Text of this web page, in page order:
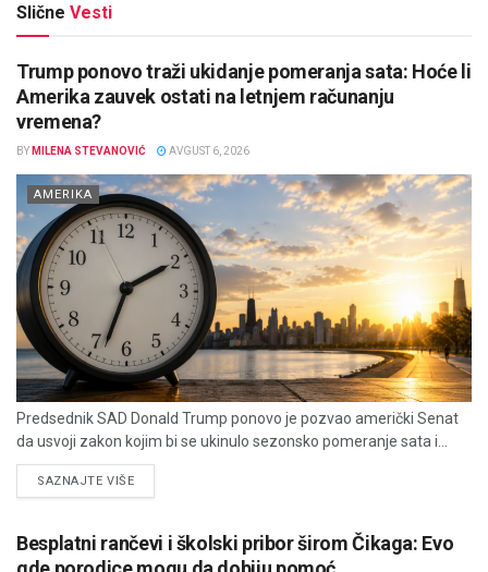
Slične Vesti
Trump ponovo traži ukidanje pomeranja sata: Hoće li
Amerika zauvek ostati na letnjem računanju
vremena?
BY MILENA STEVANOVIĆ AVGUST 6, 2026
AMERIKA
Predsednik SAD Donald Trump ponovo je pozvao američki Senat
da usvoji zakon kojim bi se ukinulo sezonsko pomeranje sata i...
SAZNAJTE VIŠEDETAILS
Besplatni rančevi i školski pribor širom Čikaga: Evo